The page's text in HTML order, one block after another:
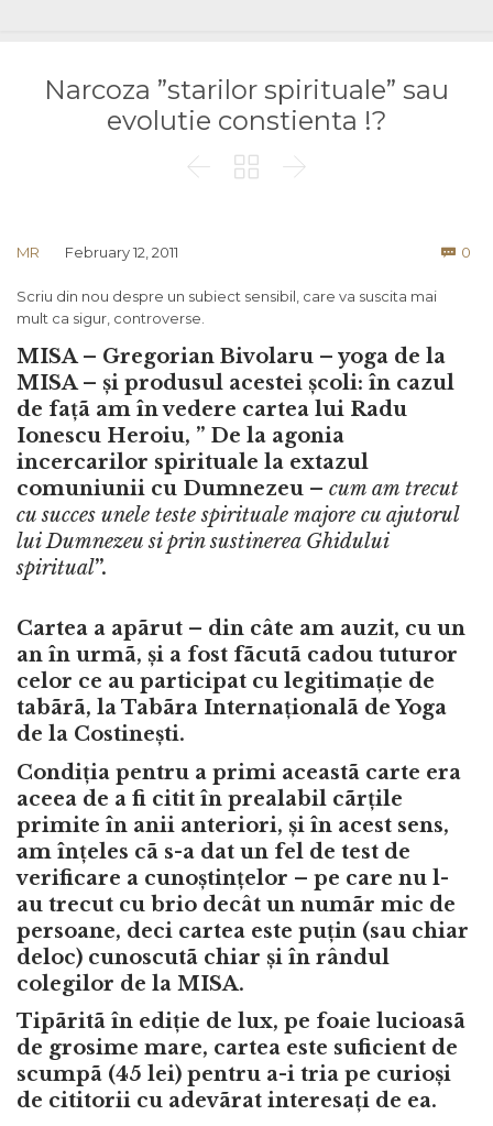
Narcoza ”starilor spirituale” sau
evolutie constienta !?
  
MR February 12, 2011  0
Scriu din nou despre un subiect sensibil, care va suscita mai
mult ca sigur, controverse.
MISA – Gregorian Bivolaru – yoga de la
MISA – și produsul acestei școli: în cazul
de fațã am în vedere cartea lui Radu
Ionescu Heroiu, ” De la agonia
incercarilor spirituale la extazul
comuniunii cu Dumnezeu – cum am trecut
cu succes unele teste spirituale majore cu ajutorul
lui Dumnezeu si prin sustinerea Ghidului
spiritual”.
Cartea a apãrut – din câte am auzit, cu un
an în urmã, și a fost fãcutã cadou tuturor
celor ce au participat cu legitimație de
tabãrã, la Tabãra Internaționalã de Yoga
de la Costinești.
Condiția pentru a primi aceastã carte era
aceea de a fi citit în prealabil cãrțile
primite în anii anteriori, și în acest sens,
am înțeles cã s-a dat un fel de test de
verificare a cunoștințelor – pe care nu l-
au trecut cu brio decât un numãr mic de
persoane, deci cartea este puțin (sau chiar
deloc) cunoscutã chiar și în rândul
colegilor de la MISA.
Tipãritã în ediție de lux, pe foaie lucioasã
de grosime mare, cartea este suficient de
scumpã (45 lei) pentru a-i tria pe curioși
de cititorii cu adevãrat interesați de ea.